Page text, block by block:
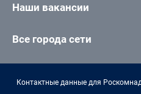
Наши вакансии
Все города сети
Контактные данные для